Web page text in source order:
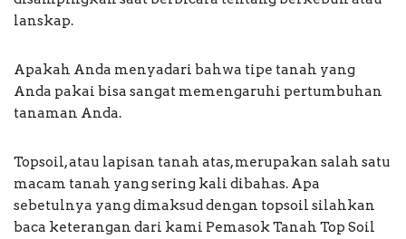
lanskap.
Apakah Anda menyadari bahwa tipe tanah yang
Anda pakai bisa sangat memengaruhi pertumbuhan
tanaman Anda.
Topsoil, atau lapisan tanah atas, merupakan salah satu
macam tanah yang sering kali dibahas. Apa
sebetulnya yang dimaksud dengan topsoil silahkan
baca keterangan dari kami Pemasok Tanah Top Soil